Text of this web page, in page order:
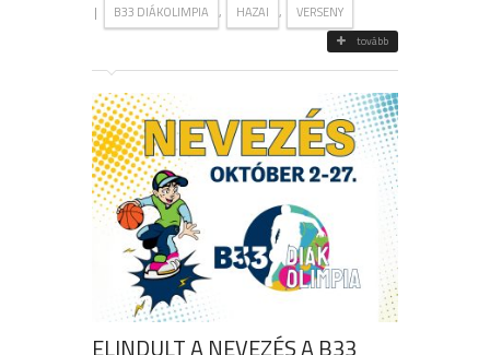
| B33 DIÁKOLIMPIA , HAZAI , VERSENY
tovább